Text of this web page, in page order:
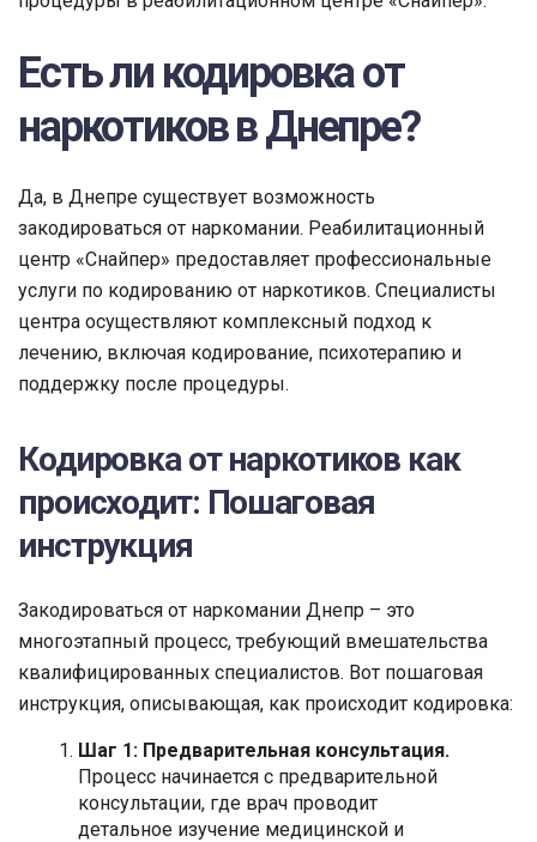
Есть ли кодировка от
наркотиков в Днепре?
Да, в Днепре существует возможность
закодироваться от наркомании. Реабилитационный
центр «Снайпер» предоставляет профессиональные
услуги по кодированию от наркотиков. Специалисты
центра осуществляют комплексный подход к
лечению, включая кодирование, психотерапию и
поддержку после процедуры.
Кодировка от наркотиков как
происходит: Пошаговая
инструкция
Закодироваться от наркомании Днепр – это
многоэтапный процесс, требующий вмешательства
квалифицированных специалистов. Вот пошаговая
инструкция, описывающая, как происходит кодировка:
Шаг 1: Предварительная консультация.
Процесс начинается с предварительной
консультации, где врач проводит
детальное изучение медицинской и